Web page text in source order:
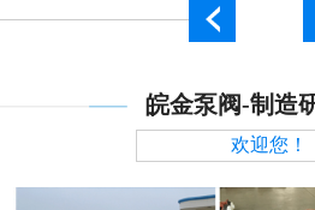
皖金泵阀-制造
欢迎您！